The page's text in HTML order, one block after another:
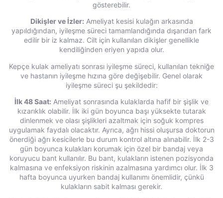
gösterebilir.
Dikişler ve İzler: Ameliyat kesisi kulağın arkasında
yapıldığından, iyileşme süreci tamamlandığında dışarıdan fark
edilir bir iz kalmaz. Cilt için kullanılan dikişler genellikle
kendiliğinden eriyen yapıda olur.
Kepçe kulak ameliyatı sonrası iyileşme süreci, kullanılan tekniğe
ve hastanın iyileşme hızına göre değişebilir. Genel olarak
iyileşme süreci şu şekildedir:
İlk 48 Saat: Ameliyat sonrasında kulaklarda hafif bir şişlik ve
kızarıklık olabilir. İlk iki gün boyunca başı yüksekte tutarak
dinlenmek ve olası şişlikleri azaltmak için soğuk kompres
uygulamak faydalı olacaktır. Ayrıca, ağrı hissi oluşursa doktorun
önerdiği ağrı kesicilerle bu durum kontrol altına alınabilir. İlk 2-3
gün boyunca kulakları korumak için özel bir bandaj veya
koruyucu bant kullanılır. Bu bant, kulakların istenen pozisyonda
kalmasına ve enfeksiyon riskinin azalmasına yardımcı olur. İlk 3
hafta boyunca uyurken bandaj kullanımı önemlidir, çünkü
kulakların sabit kalması gerekir.